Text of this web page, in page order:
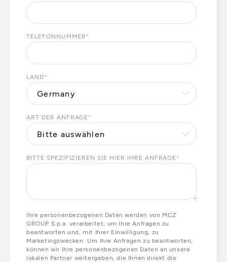
TELEFONNUMMER*
LAND*
ART DER ANFRAGE *
BITTE SPEZIFIZIEREN SIE HIER IHRE ANFRAGE *
Ihre personenbezogenen Daten werden von MCZ
GROUP S.p.a. verarbeitet, um Ihre Anfragen zu
beantworten und, mit Ihrer Einwilligung, zu
Marketingzwecken. Um Ihre Anfragen zu beantworten,
können wir Ihre personenbezogenen Daten an unsere
lokalen Partner weitergeben, die Ihnen direkt die